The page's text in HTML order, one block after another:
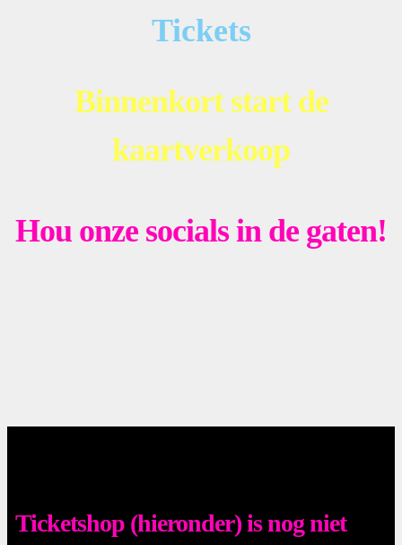
Tickets
Binnenkort start de
kaartverkoop
Hou onze socials in de gaten!
Ticketshop (hieronder) is nog niet